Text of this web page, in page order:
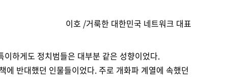
이호 /거룩한 대한민국 네트워크 대표
하게도 정치범들은 대부분 같은 성향이었다.
반대했던 인물들이었다. 주로 개화파 계열에 속했던